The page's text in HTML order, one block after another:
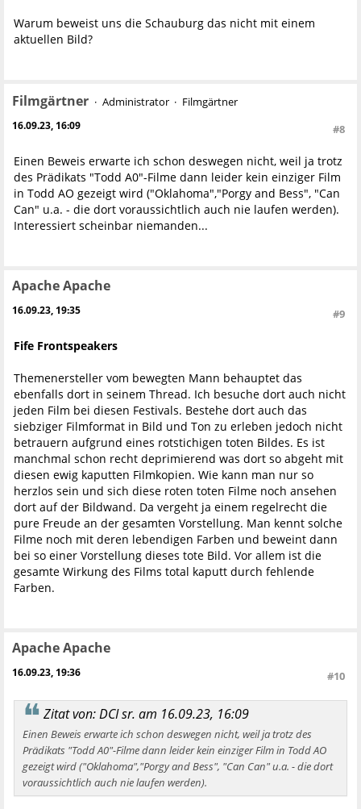
Warum beweist uns die Schauburg das nicht mit einem
aktuellen Bild?
Filmgärtner Administrator Filmgärtner
16.09.23, 16:09 #8
Einen Beweis erwarte ich schon deswegen nicht, weil ja trotz
des Prädikats "Todd A0"-Filme dann leider kein einziger Film
in Todd AO gezeigt wird ("Oklahoma","Porgy and Bess", "Can
Can" u.a. - die dort voraussichtlich auch nie laufen werden).
Interessiert scheinbar niemanden...
Apache Apache
16.09.23, 19:35 #9
Fife Frontspeakers
Themenersteller vom bewegten Mann behauptet das
ebenfalls dort in seinem Thread. Ich besuche dort auch nicht
jeden Film bei diesen Festivals. Bestehe dort auch das
siebziger Filmformat in Bild und Ton zu erleben jedoch nicht
betrauern aufgrund eines rotstichigen toten Bildes. Es ist
manchmal schon recht deprimierend was dort so abgeht mit
diesen ewig kaputten Filmkopien. Wie kann man nur so
herzlos sein und sich diese roten toten Filme noch ansehen
dort auf der Bildwand. Da vergeht ja einem regelrecht die
pure Freude an der gesamten Vorstellung. Man kennt solche
Filme noch mit deren lebendigen Farben und beweint dann
bei so einer Vorstellung dieses tote Bild. Vor allem ist die
gesamte Wirkung des Films total kaputt durch fehlende
Farben.
Apache Apache
16.09.23, 19:36 #10
Zitat von: DCI sr. am 16.09.23, 16:09
Einen Beweis erwarte ich schon deswegen nicht, weil ja trotz des
Prädikats "Todd A0"-Filme dann leider kein einziger Film in Todd AO
gezeigt wird ("Oklahoma","Porgy and Bess", "Can Can" u.a. - die dort
voraussichtlich auch nie laufen werden).